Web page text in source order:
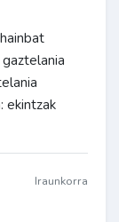
ekintzak
Iraunkorra